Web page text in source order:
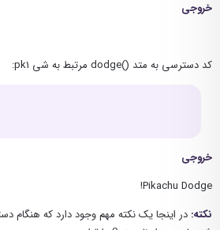
خروجی
کد دسترسی به متد ()dodge مرتبط به شی pk1:
خروجی
Pikachu Dodge!
نکته: در اینجا یک نکته مهم وجود دارد که هنگام